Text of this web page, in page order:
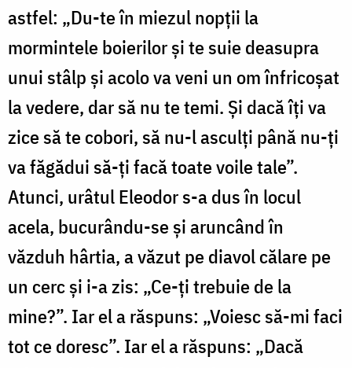
astfel: „Du-te în miezul nopții la
mormintele boierilor și te suie deasupra
unui stâlp și acolo va veni un om înfricoșat
la vedere, dar să nu te temi. Și dacă îți va
zice să te cobori, să nu-l asculți până nu-ți
va făgădui să-ți facă toate voile tale”.
Atunci, urâtul Eleodor s-a dus în locul
acela, bucurându-se și aruncând în
văzduh hârtia, a văzut pe diavol călare pe
un cerc și i-a zis: „Ce-ți trebuie de la
mine?”. Iar el a răspuns: „Voiesc să-mi faci
tot ce doresc”. Iar el a răspuns: „Dacă